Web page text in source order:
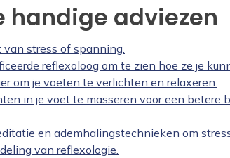
handige adviezen
stress of spanning.
reflexoloog om te zien hoe ze je
om je voeten te verlichten en relaxeren.
in je voet te masseren voor een betere
en ademhalingstechnieken om
van reflexologie.